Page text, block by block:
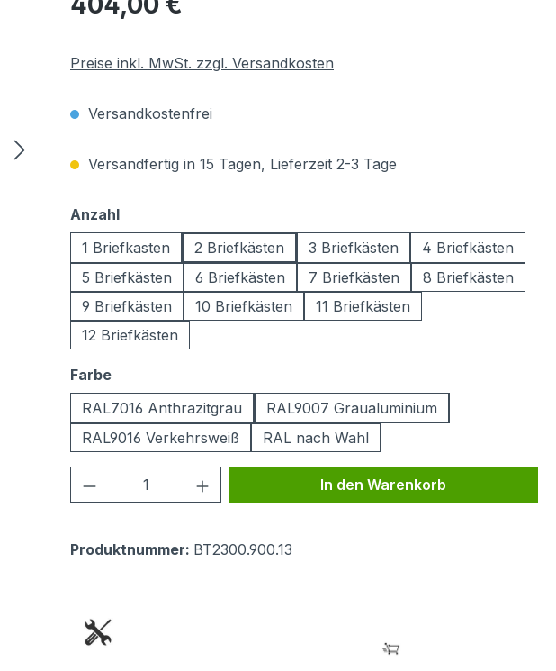
Preise inkl. MwSt. zzgl. Versandkosten
Versandkostenfrei
Versandfertig in 15 Tagen, Lieferzeit 2-3 Tage
Anzahlauswählen
1 Briefkasten
2 Briefkästen 3 Briefkästen
4 Briefkästen
5 Briefkästen
6 Briefkästen 7 Briefkästen
8 Briefkästen
9 Briefkästen
10 Briefkästen
11 Briefkästen
12 Briefkästen
Farbeauswählen
RAL7016 Anthrazitgrau
RAL9007 Graualuminium
RAL9016 Verkehrsweiß
RAL nach Wahl
Produkt Anzahl: Gib den gewünschten Wert
In den Warenkorb
Produktnummer: BT2300.900.13